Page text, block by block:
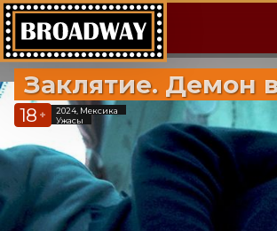
Заклятие. Демон
18 +
2024, Мексика
Ужасы